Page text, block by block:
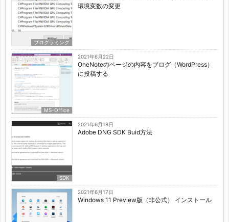
プログラミング
環境変数の変更
MS-Office
2021年6月22日
OneNoteのページの内容をブログ（WordPress）
に投稿する
SDK
2021年6月18日
Adobe DNG SDK Buid方法
2021年6月17日
Windows 11 Preview版（非公式） インストール